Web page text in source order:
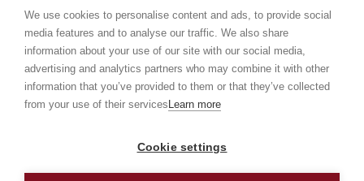
©2025 Christie's Real Estate Belgium
Christie's International Real Estate
info@christiesrealestatebelgium.be
Disclaimer
Made by Galia
We use cookies to personalise content and ads, to provide social
media features and to analyse our traffic. We also share
information about your use of our site with our social media,
advertising and analytics partners who may combine it with other
information that you’ve provided to them or that they’ve collected
from your use of their services Learn more
Cookie settings